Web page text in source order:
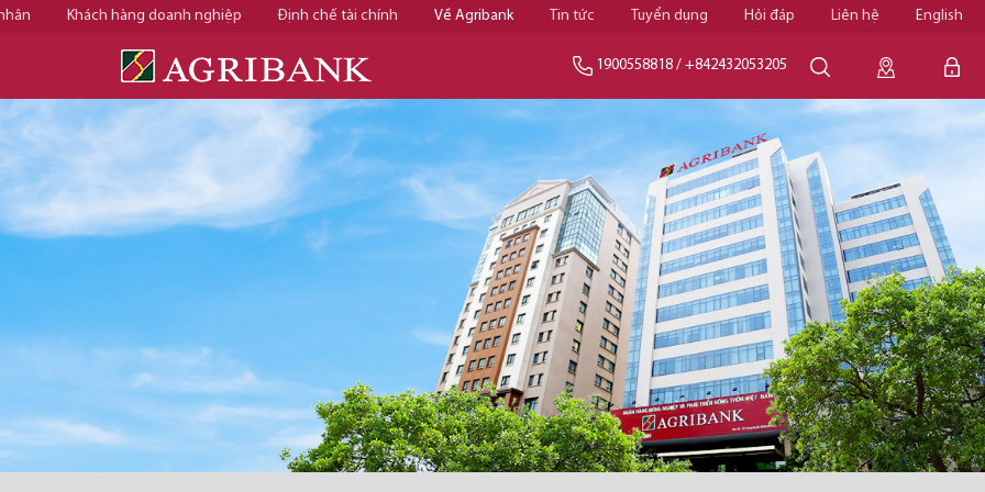
Khách hàng doanh nghiệp Định chế tài chính Về Agribank Tin tức Tuyển dụng Hỏi đáp Liên hệ English
1900558818 / +842432053205